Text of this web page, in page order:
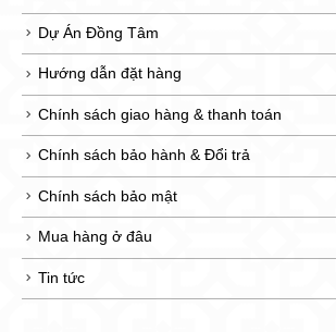
Dự Án Đồng Tâm
Hướng dẫn đặt hàng
Chính sách giao hàng & thanh toán
Chính sách bảo hành & Đổi trả
Chính sách bảo mật
Mua hàng ở đâu
Tin tức